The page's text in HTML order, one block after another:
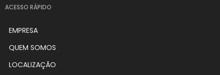
ACESSO RÁPIDO
EMPRESA
QUEM SOMOS
LOCALIZAÇÃO